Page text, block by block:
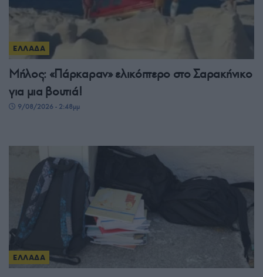
ΕΛΛΑΔΑ
Μήλος: «Πάρκαραν» ελικόπτερο στο Σαρακήνικο
για μια βουτιά!
9/08/2026 - 2:48μμ
ΕΛΛΑΔΑ